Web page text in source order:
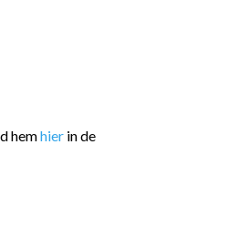
hemhier in de